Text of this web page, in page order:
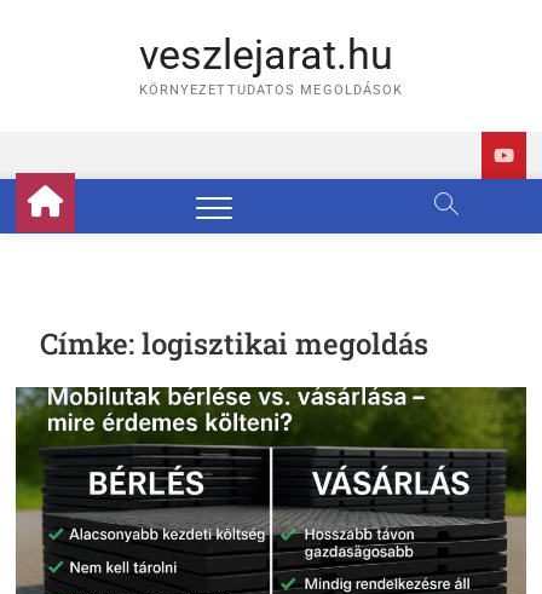
veszlejarat.hu
KÖRNYEZETTUDATOS MEGOLDÁSOK
Címke:logisztikai megoldás